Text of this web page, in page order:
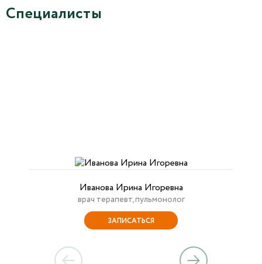
Специалисты
Иванова Ирина Игоревна
врач терапевт, пульмонолог
ЗАПИСАТЬСЯ